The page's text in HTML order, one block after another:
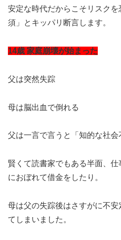
安定な時代だからこそリスク
須」とキッパリ断言します。
14歳 家庭崩壊が始まった
父は突然失踪
母は脳出血で倒れる
父は一言で言うと「知的な社会
賢くて読書家でもある半面、
におぼれて借金をしたり。
母は父の失踪後はさすがに不
てしまいました。